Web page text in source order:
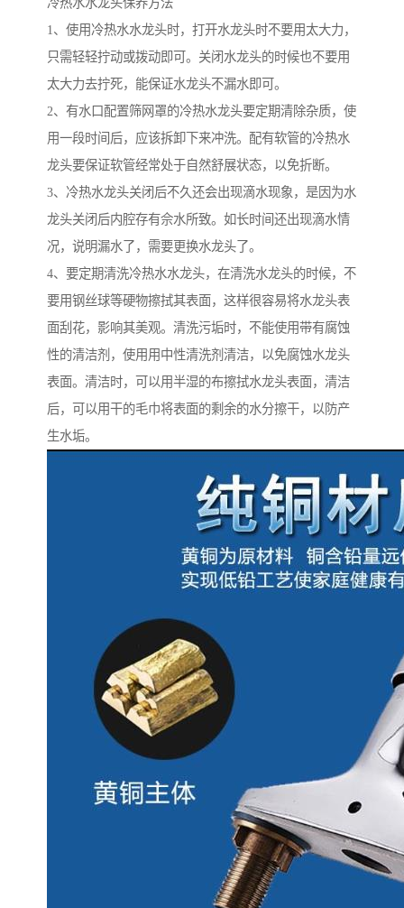
冷热水水龙头保养方法
1、使用冷热水水龙头时，打开水龙头时不要用太大力，
只需轻轻拧动或拨动即可。关闭水龙头的时候也不要用
太大力去拧死，能保证水龙头不漏水即可。
2、有水口配置筛网罩的冷热水龙头要定期清除杂质，使
用一段时间后，应该拆卸下来冲洗。配有软管的冷热水
龙头要保证软管经常处于自然舒展状态，以免折断。
3、冷热水龙头关闭后不久还会出现滴水现象，是因为水
龙头关闭后内腔存有佘水所致。如长时间还出现滴水情
况，说明漏水了，需要更换水龙头了。
4、要定期清洗冷热水水龙头，在清洗水龙头的时候，不
要用钢丝球等硬物擦拭其表面，这样很容易将水龙头表
面刮花，影响其美观。清洗污垢时，不能使用带有腐蚀
性的清洁剂，使用用中性清洗剂清洁，以免腐蚀水龙头
表面。清洁时，可以用半湿的布擦拭水龙头表面，清洁
后，可以用干的毛巾将表面的剩余的水分擦干，以防产
生水垢。